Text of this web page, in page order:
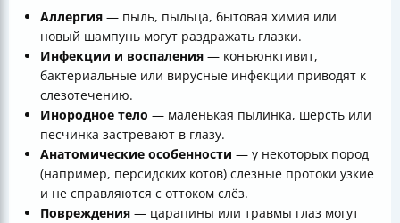
Аллергия — пыль, пыльца, бытовая химия или
новый шампунь могут раздражать глазки.
Инфекции и воспаления — конъюнктивит,
бактериальные или вирусные инфекции приводят к
слезотечению.
Инородное тело — маленькая пылинка, шерсть или
песчинка застревают в глазу.
Анатомические особенности — у некоторых пород
(например, персидских котов) слезные протоки узкие
и не справляются с оттоком слёз.
Повреждения — царапины или травмы глаз могут